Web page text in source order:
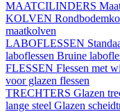
MAATCILINDERS
KOLVEN
maatkolven
LABOFLESSEN
laboflessen Bruine
FLESSEN Flessen met
voor glazen flessen
TRECHTERS Glazen
lange steel Glazen